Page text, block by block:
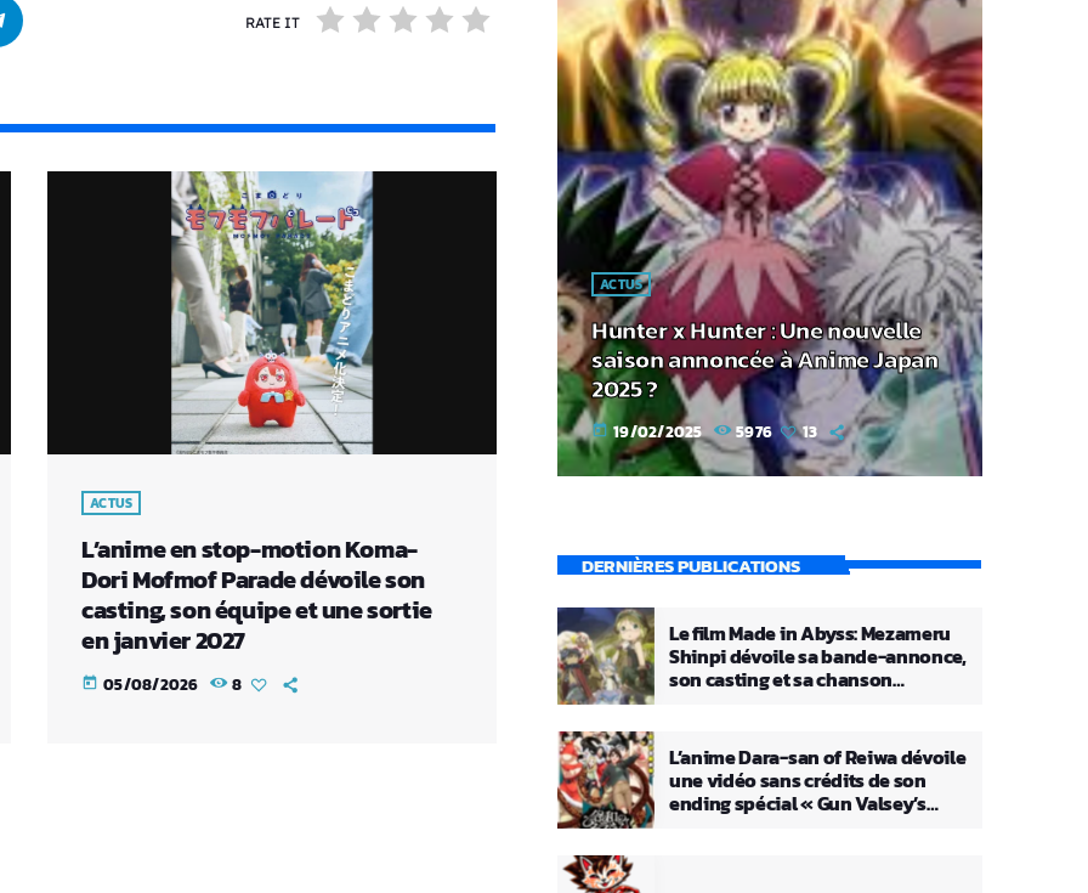
RATE IT
ACTUS
L’anime en stop-motion Koma-
Dori Mofmof Parade dévoile son
casting, son équipe et une sortie
en janvier 2027
today 05/08/2026 8
ACTUS
Hunter x Hunter : Une nouvelle
saison annoncée à Anime Japan
2025 ?
today 19/02/2025 5976 13
DERNIÈRES PUBLICATIONS
Le film Made in Abyss: Mezameru
Shinpi dévoile sa bande-annonce,
son casting et sa chanson
L’anime Dara-san of Reiwa dévoile
une vidéo sans crédits de son
ending spécial « Gun Valsey’s